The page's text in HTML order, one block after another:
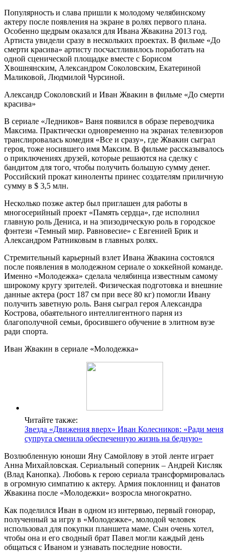
Популярность и слава пришли к молодому челябинскому
актеру после появления на экране в ролях первого плана.
Особенно щедрым оказался для Ивана Жвакина 2013 год.
Артиста увидели сразу в нескольких проектах. В фильме «До
смерти красива» артисту посчастливилось поработать на
одной сценической площадке вместе с Борисом
Хвошнянским, Александром Соколовским, Екатериной
Маликовой, Людмилой Чурсиной.
Александр Соколовский и Иван Жвакин в фильме «До смерти
красива»
В сериале «Ледников» Ваня появился в образе переводчика
Максима. Практически одновременно на экранах телевизоров
транслировалась комедия «Все и сразу», где Жвакин сыграл
героя, тоже носившего имя Максим. В фильме рассказывалось
о приключениях друзей, которые решаются на сделку с
бандитом для того, чтобы получить большую сумму денег.
Российский прокат киноленты принес создателям приличную
сумму в $ 3,5 млн.
Несколько позже актер был приглашен для работы в
многосерийный проект «Память сердца», где исполнил
главную роль Дениса, и на эпизодическую роль в городское
фэнтези «Темный мир. Равновесие» с Евгенией Брик и
Александром Ратниковым в главных ролях.
Стремительный карьерный взлет Ивана Жвакина состоялся
после появления в молодежном сериале о хоккейной команде.
Именно «Молодежка» сделала челябинца известным самому
широкому кругу зрителей. Физическая подготовка и внешние
данные актера (рост 187 см при весе 80 кг) помогли Ивану
получить заветную роль. Ваня сыграл героя Александра
Кострова, обаятельного интеллигентного парня из
благополучной семьи, бросившего обучение в элитном вузе
ради спорта.
Иван Жвакин в сериале «Молодежка»
Читайте также:
Звезда «Движения вверх» Иван Колесников: «Ради меня
супруга сменила обеспеченную жизнь на бедную»
Возлюбленную юноши Яну Самойлову в этой ленте играет
Анна Михайловская. Сериальный соперник – Андрей Кисляк
(Влад Канопка). Любовь к герою сериала трансформировалась
в огромную симпатию к актеру. Армия поклонниц и фанатов
Жвакина после «Молодежки» возросла многократно.
Как поделился Иван в одном из интервью, первый гонорар,
полученный за игру в «Молодежке», молодой человек
использовал для покупки планшета маме. Сын очень хотел,
чтобы она и его сводный брат Павел могли каждый день
общаться с Иваном и узнавать последние новости.